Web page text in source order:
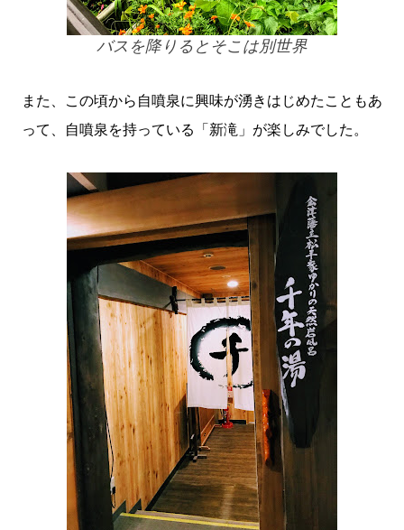
バスを降りるとそこは別世界
また、この頃から自噴泉に興味が湧きはじめたこともあ
って、自噴泉を持っている「新滝」が楽しみでした。